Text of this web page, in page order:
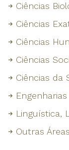
Ciências
Ciências
Ciências
Ciências
Ciências da
Engenharias
Linguística,
Outras Áreas